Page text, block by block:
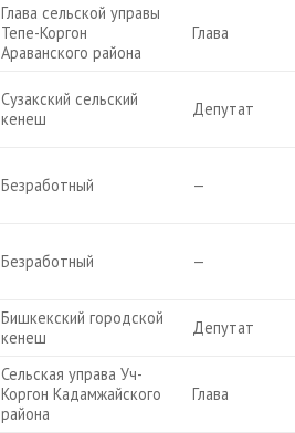
Глава сельской управы
Тепе-Коргон
Араванского района
Глава
Сузакский сельский
кенеш
Депутат
Безработный —
Безработный —
Бишкекский городской
кенеш
Депутат
Сельская управа Уч-
Коргон Кадамжайского
района
Глава